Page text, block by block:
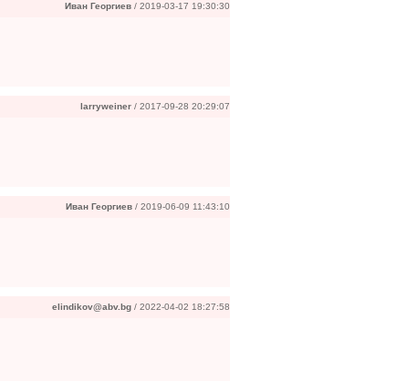
Иван Георгиев / 2019-03-17 19:30:30
larryweiner / 2017-09-28 20:29:07
Иван Георгиев / 2019-06-09 11:43:10
elindikov@abv.bg / 2022-04-02 18:27:58